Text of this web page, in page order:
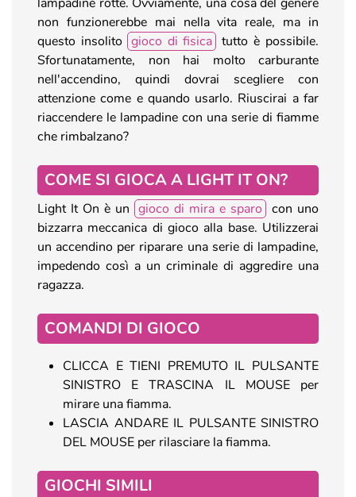
non funzionerebbe mai nella vita reale, ma in
questo insolito gioco di fisica tutto è possibile.
Sfortunatamente, non hai molto carburante
nell'accendino, quindi dovrai scegliere con
attenzione come e quando usarlo. Riuscirai a far
riaccendere le lampadine con una serie di fiamme
che rimbalzano?
COME SI GIOCA A LIGHT IT ON?
Light It On è un gioco di mira e sparo con uno
bizzarra meccanica di gioco alla base. Utilizzerai
un accendino per riparare una serie di lampadine,
impedendo così a un criminale di aggredire una
ragazza.
COMANDI DI GIOCO
CLICCA E TIENI PREMUTO IL PULSANTE
SINISTRO E TRASCINA IL MOUSE per
mirare una fiamma.
LASCIA ANDARE IL PULSANTE SINISTRO
DEL MOUSE per rilasciare la fiamma.
GIOCHI SIMILI